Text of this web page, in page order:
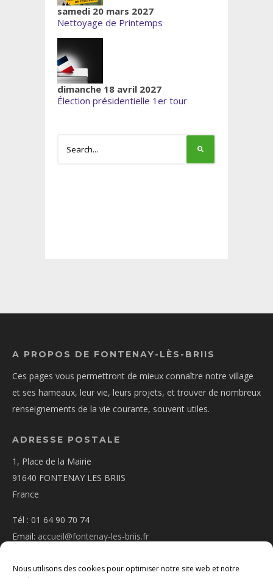
Nous utilisons des cookies pour optimiser notre site web et notre
samedi 20 mars 2027
Nettoyage de Printemps
dimanche 18 avril 2027
Élection présidentielle 1er tour
A PROPOS DE FONTENAY-LÈS-BRIIS
Ces pages vous permettront de mieux connaître notre village
et ses hameaux, leur vie, leurs projets, et trouver de nombreux
renseignements de la vie courante, souvent utiles.
ADRESSE POSTALE
1, Place de la Mairie
91640 FONTENAY LES BRIIS
France
Tél : 01 64 90 70 74
Email: accueil@fontenay-les-briis.fr